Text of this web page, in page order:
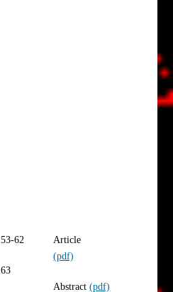
53-62
63
Article
(pdf)
Abstract(pdf)